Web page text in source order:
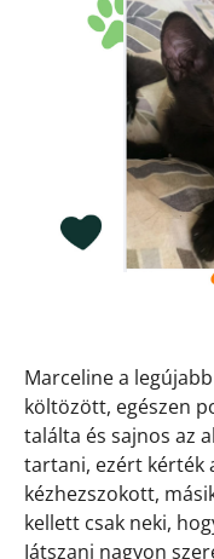
Marceline a
költözött, egészen
találta és sajnos az
tartani, ezért kérték
kézhezszokott,
kellett csak neki,
Játszani nagyon